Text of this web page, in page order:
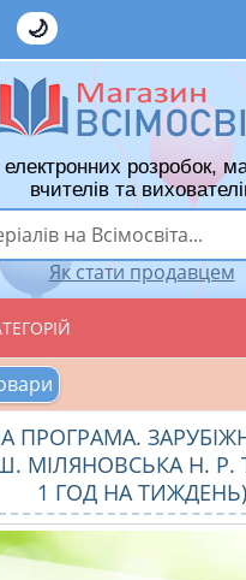
🌙
ТОВАРИ
розробок,
вчителів та
Як стати продавцем
ДНЗ
КЛАСИ
З ПРЕДМЕТІВ
ПРОГРАМА.
МІЛЯНОВСЬКА Н. Р.
1 ГОД НА ТИЖДЕНЬ)